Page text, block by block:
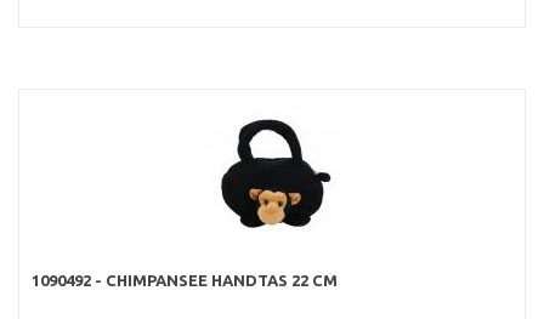
1090492 - CHIMPANSEE HANDTAS 22 CM